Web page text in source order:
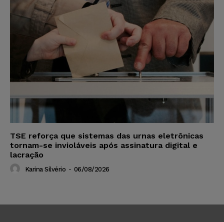
TSE reforça que sistemas das urnas eletrônicas
tornam-se invioláveis após assinatura digital e
lacração
Karina Silvério - 06/08/2026